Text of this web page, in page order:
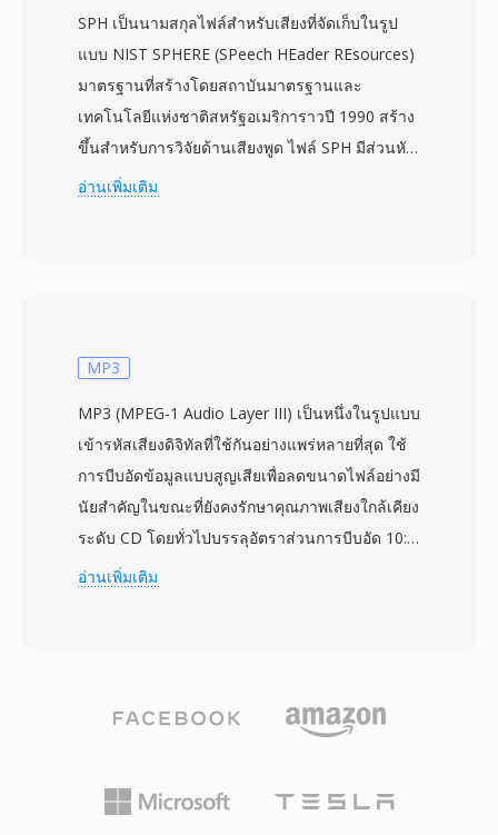
SPH เป็นนามสกุลไฟล์สำหรับเสียงที่จัดเก็บในรูป
แบบ NIST SPHERE (SPeech HEader REsources)
มาตรฐานที่สร้างโดยสถาบันมาตรฐานและ
เทคโนโลยีแห่งชาติสหรัฐอเมริการาวปี 1990 สร้าง
ขึ้นสำหรับการวิจัยด้านเสียงพูด ไฟล์ SPH มีส่วนหัว
ASCII ขนาด 1024 ไบต์ที่บรรจุเมทาดาทา — ตัว
NIST, DARPA และมหาวิทยาลัยทั่วโลกพึ่งพา SPH
Switchboard และคอลเลกชัน LDC ที่เป็นรากฐาน
ของระบบการรู้จำเสียงพูดอัตโนมัติสมัยใหม่ ข้อดี
สำคัญคือส่วนหัวที่อ่านได้ด้วยมนุษย์ ทำให้สคริปต์
สามารถแยกวิเคราะห์เมทาดาทาการบันทึกได้โดย
ไม่ต้องถอดรหัสไบนารี การกำหนดมาตรฐานที่เข้ม
งวดของรูปแบบยังขจัดความกำกวมเมื่อแชร์ชุด
แบบจำลองอะคูสติกที่แม้แต่สิ่งแปลกปลอมเล็กน้อยก็
อ่านเพิ่มเติม
MP3
MP3 (MPEG-1 Audio Layer III) เป็นหนึ่งในรูปแบบ
เข้ารหัสเสียงดิจิทัลที่ใช้กันอย่างแพร่หลายที่สุด ใช้
การบีบอัดข้อมูลแบบสูญเสียเพื่อลดขนาดไฟล์อย่างมี
นัยสำคัญในขณะที่ยังคงรักษาคุณภาพเสียงใกล้เคียง
ระดับ CD โดยทั่วไปบรรลุอัตราส่วนการบีบอัด 10:1
พัฒนาโดย Fraunhofer Society ร่วมกับนัก
kbps ให้ผู้ใช้สร้างสมดุลระหว่างขนาดไฟล์และ
ความเข้ากันได้กับอุปกรณ์อย่างกว้างขวาง และ
ขนาดไฟล์ที่เล็กทำให้ MP3 เป็นแรงขับเคลื่อนเบื้อง
อ่านเพิ่มเติม